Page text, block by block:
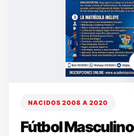
NACIDOS 2008 A 2020
Fútbol Masculino